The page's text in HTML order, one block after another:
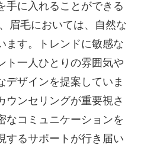
手に入れることができる
眉毛においては、自然な
ます。トレンドに敏感な
ト一人ひとりの雰囲気や
デザインを提案していま
ウンセリングが重要視さ
なコミュニケーションを
するサポートが行き届い